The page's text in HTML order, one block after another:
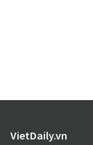
VietDaily.vn